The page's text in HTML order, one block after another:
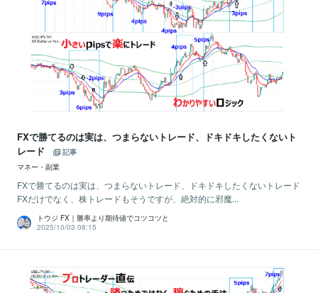
FXで勝てるのは実は、つまらないトレード、ドキドキしたくないト
レード
記事
マネー・副業
FXで勝てるのは実は、つまらないトレード、ドキドキしたくないトレード
FXだけでなく、株トレードもそうですが、絶対的に邪魔...
トウジ FX｜勝率より期待値でコツコツと
2025/10/03 08:15